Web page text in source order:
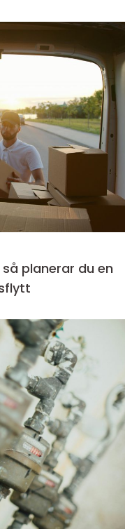
planerar du en